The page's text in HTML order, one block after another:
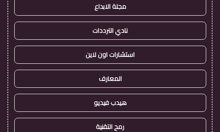
مجلة الابداع
نادي الترددات
استشارات اون لاين
المعارف
هيدب فيديو
رمح التقنية